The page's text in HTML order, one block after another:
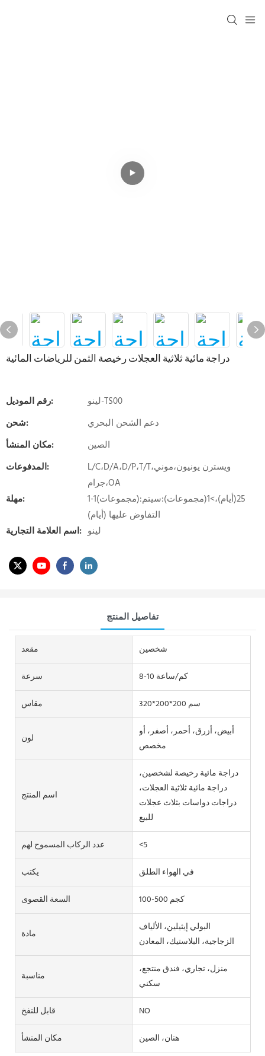
دراجة مائية ثلاثية العجلات رخيصة الثمن للرياضات المائية
رقم الموديل:
لينو-TS00
شحن:
دعم الشحن البحري
مكان المنشأ:
الصين
المدفوعات:
L/C،D/A،D/P،T/T،ويسترن يونيون،موني
جرام،OA
مهلة:
1-1(مجموعات):25(أيام)،>1(مجموعات):سيتم
التفاوض عليها (أيام)
اسم العلامة التجارية: لينو
تفاصيل المنتج
مقعد
شخصين
سرعة
8-10 كم/ساعة
مقاس
320*200*200 سم
لون
أبيض، أزرق، أحمر، أصفر، أو
مخصص
اسم المنتج
دراجة مائية رخيصة لشخصين،
دراجة مائية ثلاثية العجلات،
دراجات دواسات بثلاث عجلات
للبيع
عدد الركاب المسموح لهم
<5
يكتب
في الهواء الطلق
السعة القصوى
100-500 كجم
مادة
البولي إيثيلين، الألياف
الزجاجية، البلاستيك، المعادن
مناسبة
منزل، تجاري، فندق منتجع،
سكني
قابل للنفخ
NO
مكان المنشأ
هنان، الصين